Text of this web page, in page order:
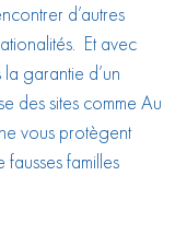
d’autres
Et avec
garantie d’un
des sites comme Au
vous protègent
familles